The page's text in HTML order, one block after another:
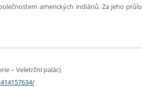
amerických indiánů. Za jeho
– Veletržní palác)